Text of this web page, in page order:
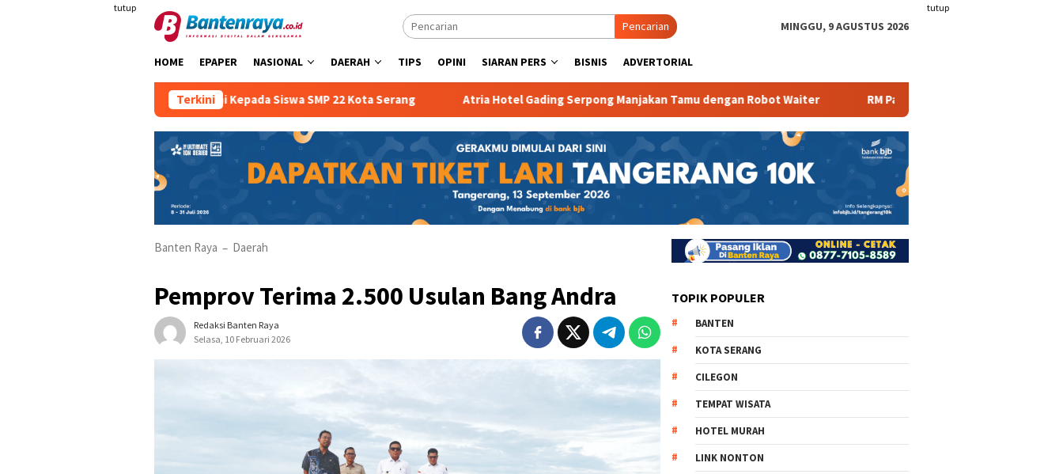
tutup tutup
Pencarian MINGGU, 9 AGUSTUS 2026
HOME EPAPER NASIONAL DAERAH TIPS OPINI SIARAN PERS BISNIS ADVERTORIAL
Terkini
Berkendara Sejak Dini Kepada Siswa SMP 22 Kota Serang Atria Hotel Gading Serpong Manjakan Tamu dengan Robot Waiter RM Parahiyangan Sajikan Pecak Bandeng Tanpa
Banten Raya – Daerah
Pemprov Terima 2.500 Usulan Bang Andra
Redaksi Banten Raya
Selasa, 10 Februari 2026
TOPIK POPULER
BANTEN
KOTA SERANG
CILEGON
TEMPAT WISATA
HOTEL MURAH
LINK NONTON